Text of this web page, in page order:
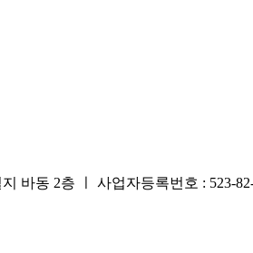
바동 2층 ㅣ 사업자등록번호 : 523-